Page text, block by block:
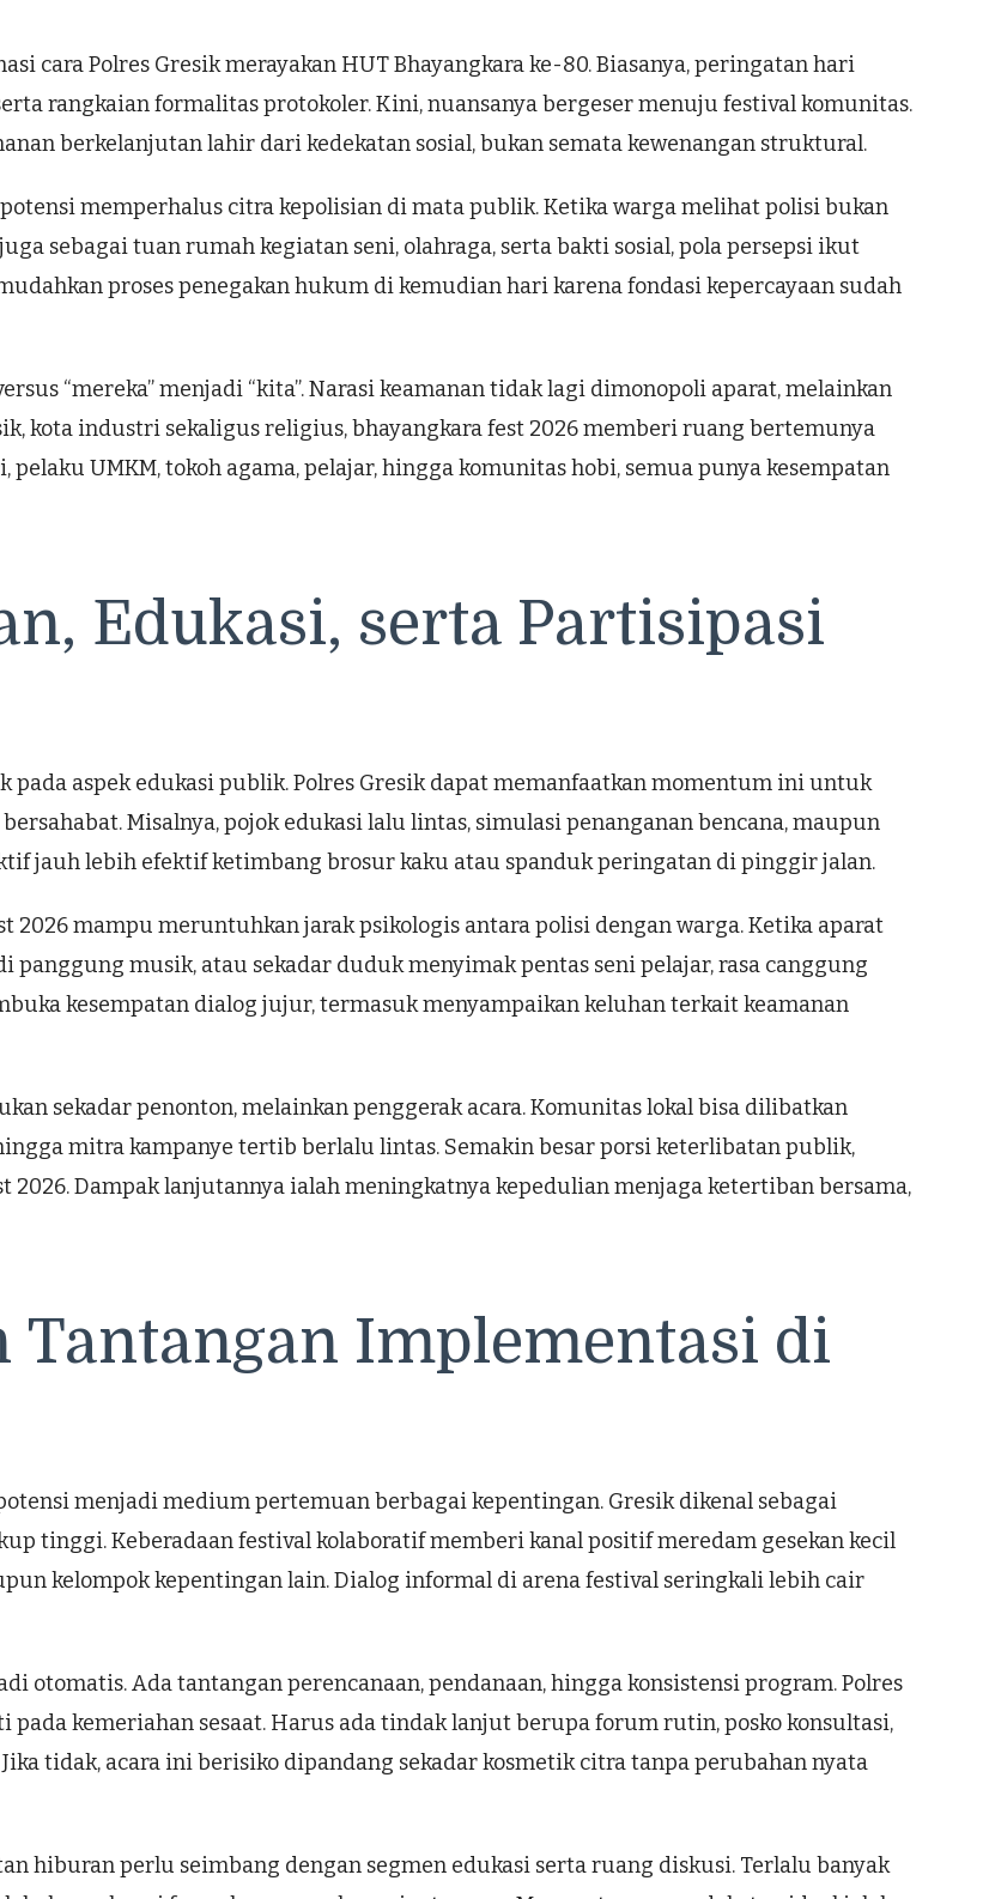
cara Polres Gresik merayakan HUT Bhayangkara ke-80. Biasanya, peringatan hari
rangkaian formalitas protokoler. Kini, nuansanya bergeser menuju festival komunitas.
berkelanjutan lahir dari kedekatan sosial, bukan semata kewenangan struktural.
memperhalus citra kepolisian di mata publik. Ketika warga melihat polisi bukan
sebagai tuan rumah kegiatan seni, olahraga, serta bakti sosial, pola persepsi ikut
proses penegakan hukum di kemudian hari karena fondasi kepercayaan sudah
“mereka” menjadi “kita”. Narasi keamanan tidak lagi dimonopoli aparat, melainkan
kota industri sekaligus religius, bhayangkara fest 2026 memberi ruang bertemunya
UMKM, tokoh agama, pelajar, hingga komunitas hobi, semua punya kesempatan
Edukasi, serta Partisipasi
pada aspek edukasi publik. Polres Gresik dapat memanfaatkan momentum ini untuk
Misalnya, pojok edukasi lalu lintas, simulasi penanganan bencana, maupun
jauh lebih efektif ketimbang brosur kaku atau spanduk peringatan di pinggir jalan.
2026 mampu meruntuhkan jarak psikologis antara polisi dengan warga. Ketika aparat
musik, atau sekadar duduk menyimak pentas seni pelajar, rasa canggung
kesempatan dialog jujur, termasuk menyampaikan keluhan terkait keamanan
sekadar penonton, melainkan penggerak acara. Komunitas lokal bisa dilibatkan
mitra kampanye tertib berlalu lintas. Semakin besar porsi keterlibatan publik,
Dampak lanjutannya ialah meningkatnya kepedulian menjaga ketertiban bersama,
Tantangan Implementasi di
menjadi medium pertemuan berbagai kepentingan. Gresik dikenal sebagai
tinggi. Keberadaan festival kolaboratif memberi kanal positif meredam gesekan kecil
kelompok kepentingan lain. Dialog informal di arena festival seringkali lebih cair
otomatis. Ada tantangan perencanaan, pendanaan, hingga konsistensi program. Polres
kemeriahan sesaat. Harus ada tindak lanjut berupa forum rutin, posko konsultasi,
tidak, acara ini berisiko dipandang sekadar kosmetik citra tanpa perubahan nyata
hiburan perlu seimbang dengan segmen edukasi serta ruang diskusi. Terlalu banyak